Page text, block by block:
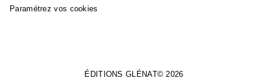
Paramétrez vos cookies
ÉDITIONS GLÉNAT© 2026